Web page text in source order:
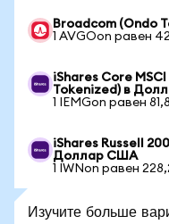
Broadcom (Ondo
1 AVGOon равен
iShares Core
Tokenized) в
1 IEMGon равен
iShares Russell
Доллар США
1 IWNon равен
Изучите больше